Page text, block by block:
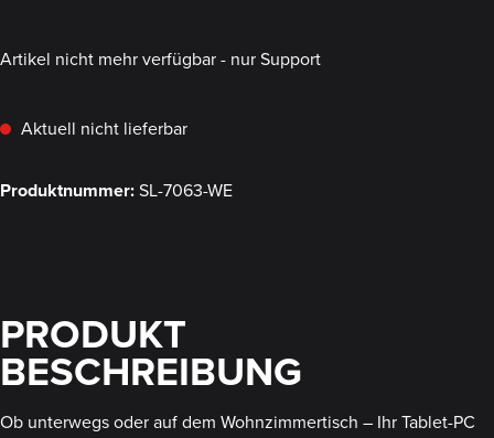
Artikel nicht mehr verfügbar - nur Support
Aktuell nicht lieferbar
Produktnummer:SL-7063-WE
PRODUKT
BESCHREIBUNG
Ob unterwegs oder auf dem Wohnzimmertisch – Ihr Tablet-PC